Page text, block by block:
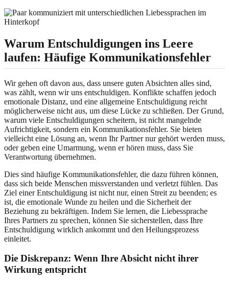
Warum Entschuldigungen ins Leere
laufen: Häufige Kommunikationsfehler
Wir gehen oft davon aus, dass unsere guten Absichten alles sind,
was zählt, wenn wir uns entschuldigen. Konflikte schaffen jedoch
emotionale Distanz, und eine allgemeine Entschuldigung reicht
möglicherweise nicht aus, um diese Lücke zu schließen. Der Grund,
warum viele Entschuldigungen scheitern, ist nicht mangelnde
Aufrichtigkeit, sondern ein Kommunikationsfehler. Sie bieten
vielleicht eine Lösung an, wenn Ihr Partner nur gehört werden muss,
oder geben eine Umarmung, wenn er hören muss, dass Sie
Verantwortung übernehmen.
Dies sind häufige Kommunikationsfehler, die dazu führen können,
dass sich beide Menschen missverstanden und verletzt fühlen. Das
Ziel einer Entschuldigung ist nicht nur, einen Streit zu beenden; es
ist, die emotionale Wunde zu heilen und die Sicherheit der
Beziehung zu bekräftigen. Indem Sie lernen, die Liebessprache
Ihres Partners zu sprechen, können Sie sicherstellen, dass Ihre
Entschuldigung wirklich ankommt und den Heilungsprozess
einleitet.
Die Diskrepanz: Wenn Ihre Absicht nicht ihrer
Wirkung entspricht